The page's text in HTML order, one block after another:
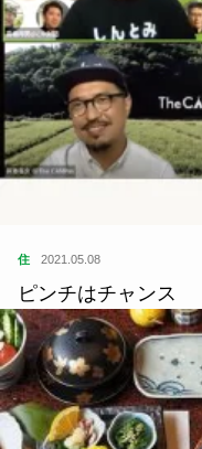
住 2021.05.08
ピンチはチャンス